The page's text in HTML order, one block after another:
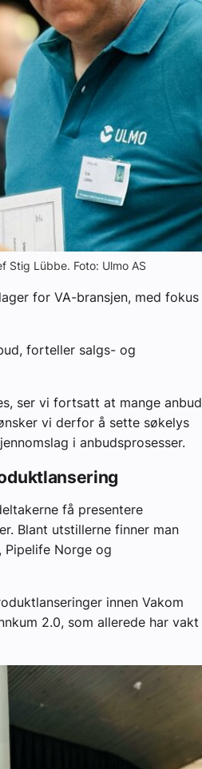
Stig Lübbe. Foto: Ulmo AS
for VA-bransjen, med fokus
forteller salgs- og
ser vi fortsatt at mange anbud
vi derfor å sette søkelys
i anbudsprosesser.
få presentere
Blant utstillerne finner man
Pipelife Norge og
innen Vakom
2.0, som allerede har vakt